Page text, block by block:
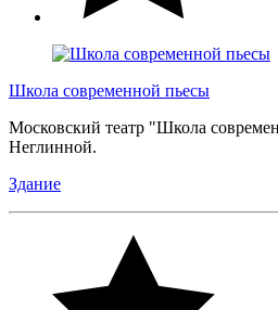
Школа современной пьесы
Московский театр "Школа
Неглинной.
Здание